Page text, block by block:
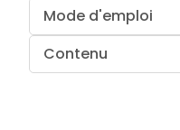
Mode d'emploi
Contenu